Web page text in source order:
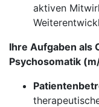
aktiven
Ihre Aufgaben als
Psychosomatik